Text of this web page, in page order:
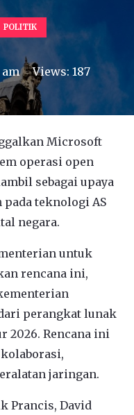
POLITIK
am Views:187
Microsoft
operasi open
sebagai upaya
teknologi AS
negara.
untuk
rencana ini,
perangkat lunak
2026. Rencana ini
jaringan.
Prancis, David